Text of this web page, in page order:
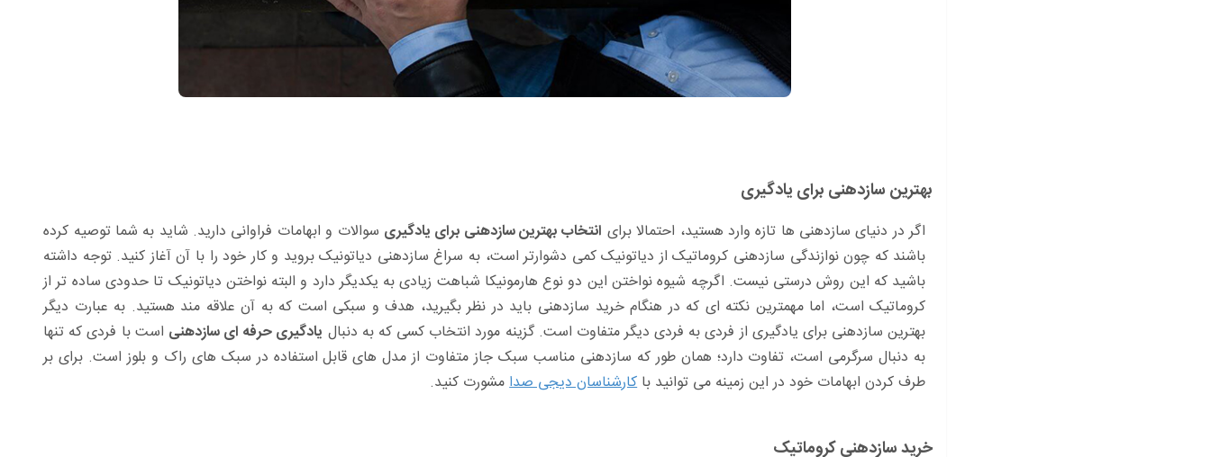
بهترین سازدهنی برای یادگیری
اگر در دنیای سازدهنی ها تازه وارد هستید، احتمالا برای انتخاب بهترین سازدهنی برای یادگیری سوالات و ابهامات فراوانی دارید. شاید به شما توصیه کرده
باشند که چون نوازندگی سازدهنی کروماتیک از دیاتونیک کمی دشوارتر است، به سراغ سازدهنی دیاتونیک بروید و کار خود را با آن آغاز کنید. توجه داشته
باشید که این روش درستی نیست. اگرچه شیوه نواختن این دو نوع هارمونیکا شباهت زیادی به یکدیگر دارد و البته نواختن دیاتونیک تا حدودی ساده تر از
کروماتیک است، اما مهمترین نکته ای که در هنگام خرید سازدهنی باید در نظر بگیرید، هدف و سبکی است که به آن علاقه مند هستید. به عبارت دیگر
بهترین سازدهنی برای یادگیری از فردی به فردی دیگر متفاوت است. گزینه مورد انتخاب کسی که به دنبال یادگیری حرفه ای سازدهنی است با فردی که تنها
به دنبال سرگرمی است، تفاوت دارد؛ همان طور که سازدهنی مناسب سبک جاز متفاوت از مدل های قابل استفاده در سبک های راک و بلوز است. برای بر
طرف کردن ابهامات خود در این زمینه می توانید باکارشناسان دیجی صدامشورت کنید.
خرید سازدهنی کروماتیک